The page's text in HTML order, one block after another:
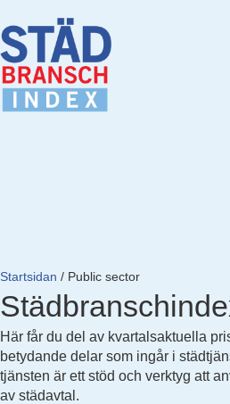
Startsidan / Public sector
Här får du del av kvartalsaktuella
betydande delar som ingår i
tjänsten är ett stöd och verktyg att
av städavtal.